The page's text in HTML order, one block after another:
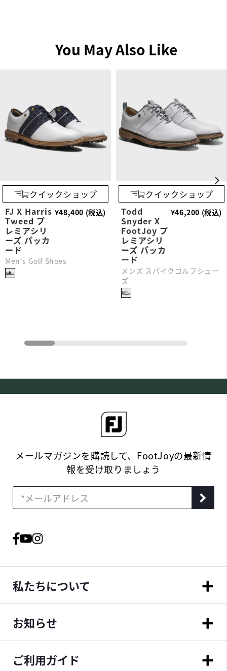
You May Also Like
クイックショップ
FJ X Harris
Tweed プ
レミアシリ
ーズ パッカ
ード
Men's Golf Shoes
¥48,400 (税込)
クイックショップ
Todd
Snyder X
FootJoy プ
レミアシリ
ーズ パッカ
ード
メンズ スパイクゴルフシュー
ズ
¥46,200 (税込)
メールマガジンを購読して、FootJoyの最新情
報を受け取りましょう
私たちについて
お知らせ
ご利用ガイド